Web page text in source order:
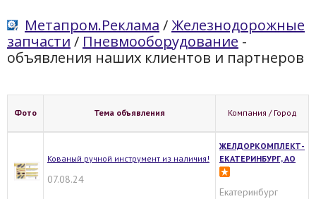
Метапром.Реклама /Железнодорожные
запчасти / Пневмооборудование -
объявления наших клиентов и партнеров
Фото Тема объявления Компания / Город
Кованый ручной инструмент из наличия!
07.08.24
ЖЕЛДОРКОМПЛЕКТ-
ЕКАТЕРИНБУРГ, АО
Екатеринбург